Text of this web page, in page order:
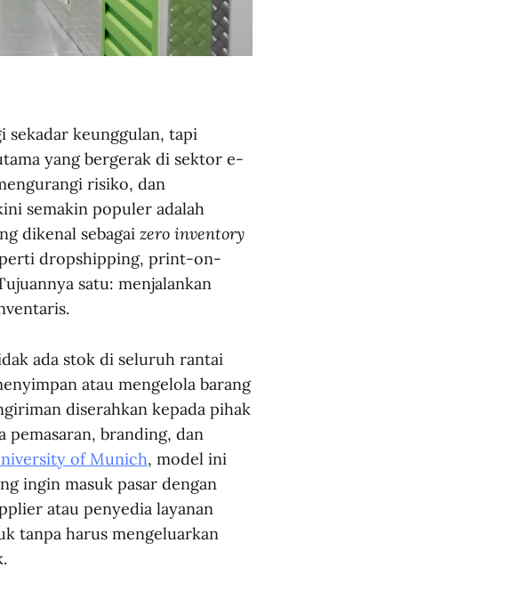
sekadar keunggulan, tapi
yang bergerak di sektor e-
risiko, dan
semakin populer adalah
dikenal sebagai zero inventory
dropshipping, print-on-
satu: menjalankan
ada stok di seluruh rantai
atau mengelola barang
diserahkan kepada pihak
pemasaran, branding, dan
of Munich, model ini
ingin masuk pasar dengan
atau penyedia layanan
tanpa harus mengeluarkan